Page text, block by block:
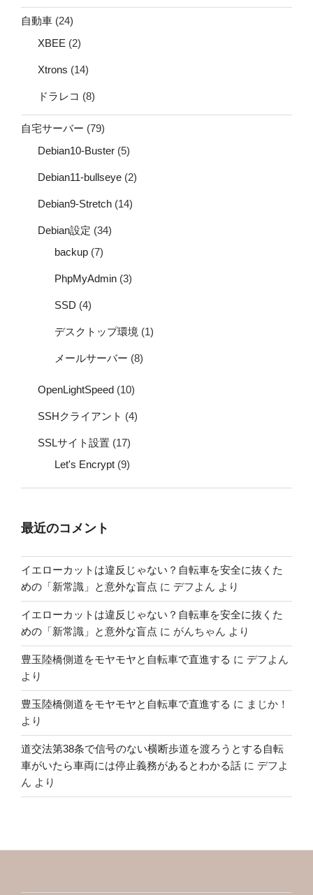
自動車 (24)
XBEE (2)
Xtrons (14)
ドラレコ (8)
自宅サーバー (79)
Debian10-Buster (5)
Debian11-bullseye (2)
Debian9-Stretch (14)
Debian設定 (34)
backup (7)
PhpMyAdmin (3)
SSD (4)
デスクトップ環境 (1)
メールサーバー (8)
OpenLightSpeed (10)
SSHクライアント (4)
SSLサイト設置 (17)
Let's Encrypt (9)
最近のコメント
イエローカットは違反じゃない？自転車を安全に抜くた
めの「新常識」と意外な盲点 に デフよん より
イエローカットは違反じゃない？自転車を安全に抜くた
めの「新常識」と意外な盲点 に がんちゃん より
豊玉陸橋側道をモヤモヤと自転車で直進する に デフよん
より
豊玉陸橋側道をモヤモヤと自転車で直進する に まじか！
より
道交法第38条で信号のない横断歩道を渡ろうとする自転
車がいたら車両には停止義務があるとわかる話 に デフよ
ん より